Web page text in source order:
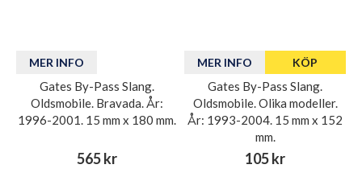
MER INFO
Gates By-Pass Slang.
Oldsmobile. Bravada. År:
1996-2001. 15 mm x 180 mm.
565 kr
MER INFO KÖP
Gates By-Pass Slang.
Oldsmobile. Olika modeller.
År: 1993-2004. 15 mm x 152
mm.
105 kr